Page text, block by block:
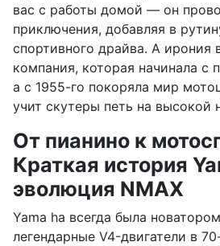
вас с работы домой — он
приключения, добавляя в
спортивного драйва. А ирония
компания, которая начинала с
а с 1955-го покоряла мир
учит скутеры петь на высокой
От пианино к
Краткая история
эволюция NMAX
Yama ha всегда была
легендарные V4-двигатели в